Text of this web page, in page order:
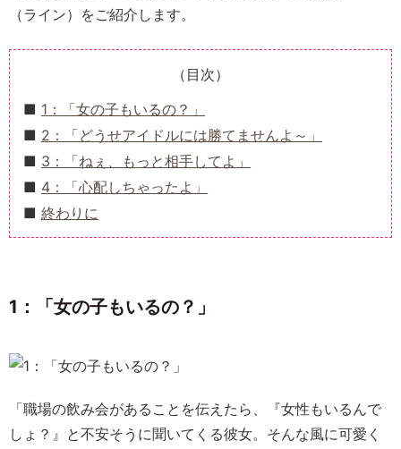
（ライン）をご紹介します。
（目次）
1：「女の子もいるの？」
2：「どうせアイドルには勝てませんよ～」
3：「ねぇ、もっと相手してよ」
4：「心配しちゃったよ」
終わりに
1：「女の子もいるの？」
「職場の飲み会があることを伝えたら、『女性もいるんで
しょ？』と不安そうに聞いてくる彼女。そんな風に可愛く